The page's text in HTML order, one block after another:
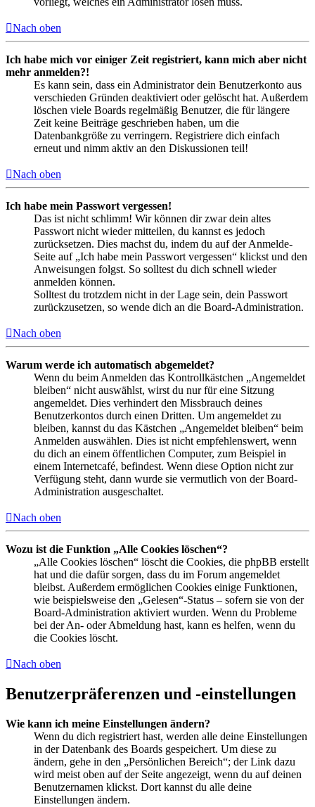
Nach oben
Ich habe mich vor einiger Zeit registriert, kann mich aber nicht
mehr anmelden?!
Es kann sein, dass ein Administrator dein Benutzerkonto aus
verschieden Gründen deaktiviert oder gelöscht hat. Außerdem
löschen viele Boards regelmäßig Benutzer, die für längere
Zeit keine Beiträge geschrieben haben, um die
Datenbankgröße zu verringern. Registriere dich einfach
erneut und nimm aktiv an den Diskussionen teil!
Nach oben
Ich habe mein Passwort vergessen!
Das ist nicht schlimm! Wir können dir zwar dein altes
Passwort nicht wieder mitteilen, du kannst es jedoch
zurücksetzen. Dies machst du, indem du auf der Anmelde-
Seite auf „Ich habe mein Passwort vergessen“ klickst und den
Anweisungen folgst. So solltest du dich schnell wieder
anmelden können.
Solltest du trotzdem nicht in der Lage sein, dein Passwort
zurückzusetzen, so wende dich an die Board-Administration.
Nach oben
Warum werde ich automatisch abgemeldet?
Wenn du beim Anmelden das Kontrollkästchen „Angemeldet
bleiben“ nicht auswählst, wirst du nur für eine Sitzung
angemeldet. Dies verhindert den Missbrauch deines
Benutzerkontos durch einen Dritten. Um angemeldet zu
bleiben, kannst du das Kästchen „Angemeldet bleiben“ beim
Anmelden auswählen. Dies ist nicht empfehlenswert, wenn
du dich an einem öffentlichen Computer, zum Beispiel in
einem Internetcafé, befindest. Wenn diese Option nicht zur
Verfügung steht, dann wurde sie vermutlich von der Board-
Administration ausgeschaltet.
Nach oben
Wozu ist die Funktion „Alle Cookies löschen“?
„Alle Cookies löschen“ löscht die Cookies, die phpBB erstellt
hat und die dafür sorgen, dass du im Forum angemeldet
bleibst. Außerdem ermöglichen Cookies einige Funktionen,
wie beispielsweise den „Gelesen“-Status – sofern sie von der
Board-Administration aktiviert wurden. Wenn du Probleme
bei der An- oder Abmeldung hast, kann es helfen, wenn du
die Cookies löscht.
Nach oben
Benutzerpräferenzen und -einstellungen
Wie kann ich meine Einstellungen ändern?
Wenn du dich registriert hast, werden alle deine Einstellungen
in der Datenbank des Boards gespeichert. Um diese zu
ändern, gehe in den „Persönlichen Bereich“; der Link dazu
wird meist oben auf der Seite angezeigt, wenn du auf deinen
Benutzernamen klickst. Dort kannst du alle deine
Einstellungen ändern.